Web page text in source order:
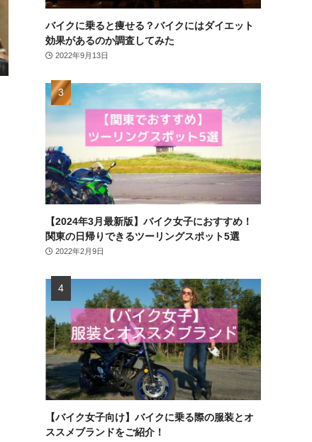
バイクに乗ると痩せる？バイクにはダイエット
効果があるのか調査してみた
2022年9月13日
【2024年3月最新版】バイク女子におすすめ！
関東の日帰りできるツーリングスポット5選
2022年2月9日
【バイク女子向け】バイクに乗る際の服装とオ
ススメブランドをご紹介！